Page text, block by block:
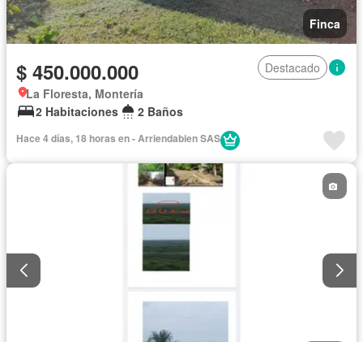
Finca
$ 450.000.000
Destacado
La Floresta, Montería
2 Habitaciones
2 Baños
Hace 4 días, 18 horas en - Arriendabien SAS